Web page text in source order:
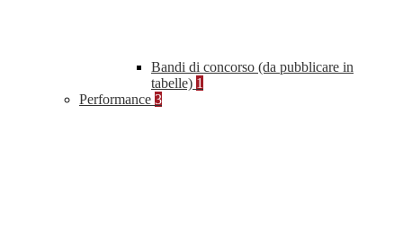
Bandi di concorso (da pubblicare in
tabelle) 1
Performance 3